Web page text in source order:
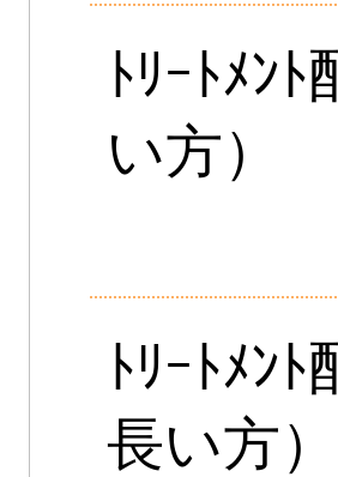
ﾄﾘｰﾄﾒﾝ
い方）
ﾄﾘｰﾄﾒﾝ
長い方）